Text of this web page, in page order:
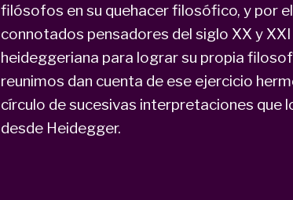
filósofos en su quehacer filosófico, y por
connotados pensadores del siglo XX y
heideggeriana para lograr su propia
reunimos dan cuenta de ese ejercicio
círculo de sucesivas interpretaciones que
desde Heidegger.